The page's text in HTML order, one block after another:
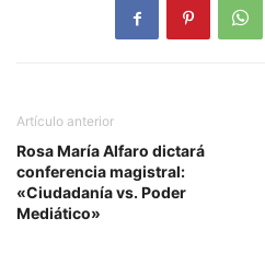
Artículo anterior
Rosa María Alfaro dictará
conferencia magistral:
«Ciudadanía vs. Poder
Mediático»